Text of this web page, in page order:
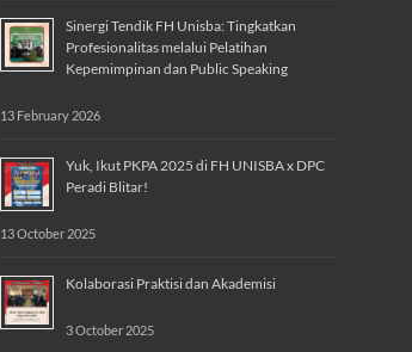
Sinergi Tendik FH Unisba: Tingkatkan
Profesionalitas melalui Pelatihan
Kepemimpinan dan Public Speaking
13 February 2026
Yuk, Ikut PKPA 2025 di FH UNISBA x DPC
Peradi Blitar!
13 October 2025
Kolaborasi Praktisi dan Akademisi
3 October 2025